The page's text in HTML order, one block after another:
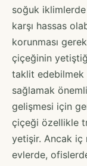
soğuk
karşı hassas
korunması
çiçeğinin
taklit edebilmek
sağlamak
gelişmesi için
çiçeği özellikle
yetişir. Ancak
evlerde,